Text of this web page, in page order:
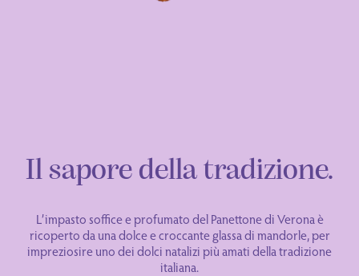
Il sapore della tradizione.
L’impasto soffice e profumato del Panettone di Verona è
ricoperto da una dolce e croccante glassa di mandorle, per
impreziosire uno dei dolci natalizi più amati della tradizione
italiana.